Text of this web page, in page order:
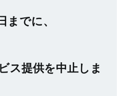
でに、
ス提供を中止しま